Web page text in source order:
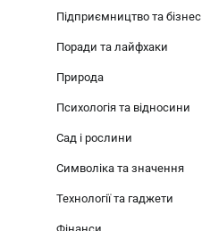
Підприємництво та бізнес
Поради та лайфхаки
Природа
Психологія та відносини
Сад і рослини
Символіка та значення
Технології та гаджети